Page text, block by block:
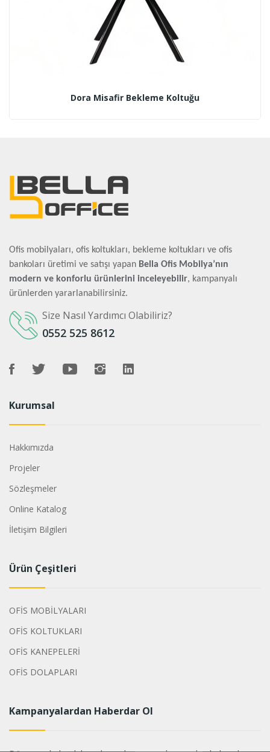
Dora Misafir Bekleme Koltuğu
Ofis mobilyaları, ofis koltukları, bekleme koltukları ve ofis
bankoları üretimi ve satışı yapan Bella Ofis Mobilya’nın
modern ve konforlu ürünlerini inceleyebilir, kampanyalı
ürünlerden yararlanabilirsiniz.
Size Nasıl Yardımcı Olabiliriz?
0552 525 8612
Kurumsal
Hakkımızda
Projeler
Sözleşmeler
Online Katalog
İletişim Bilgileri
Ürün Çeşitleri
OFİS MOBİLYALARI
OFİS KOLTUKLARI
OFİS KANEPELERİ
OFİS DOLAPLARI
Kampanyalardan Haberdar Ol